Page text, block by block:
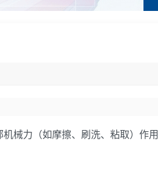
械力（如摩擦、刷洗、粘取）作